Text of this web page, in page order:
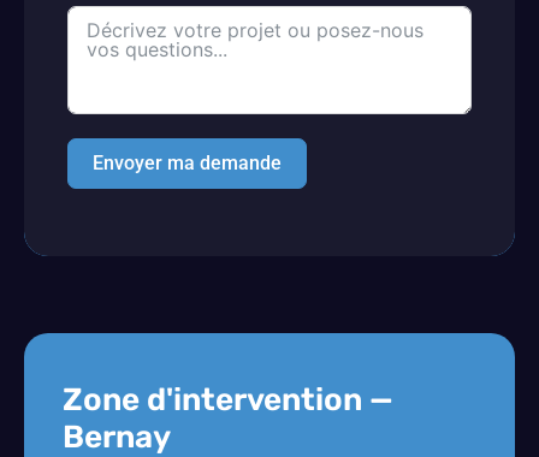
Envoyer ma demande
Zone d'intervention —
Bernay